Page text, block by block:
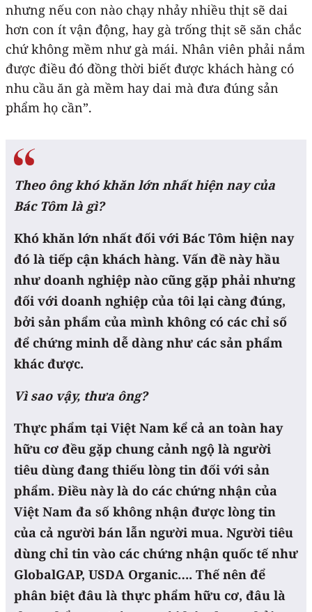
nhưng nếu con nào chạy nhảy nhiều thịt sẽ dai
hơn con ít vận động, hay gà trống thịt sẽ săn chắc
chứ không mềm như gà mái. Nhân viên phải nắm
được điều đó đồng thời biết được khách hàng có
nhu cầu ăn gà mềm hay dai mà đưa đúng sản
phẩm họ cần”.
Theo ông khó khăn lớn nhất hiện nay của
Bác Tôm là gì?
Khó khăn lớn nhất đối với Bác Tôm hiện nay
đó là tiếp cận khách hàng. Vấn đề này hầu
như doanh nghiệp nào cũng gặp phải nhưng
đối với doanh nghiệp của tôi lại càng đúng,
bởi sản phẩm của mình không có các chỉ số
để chứng minh dễ dàng như các sản phẩm
khác được.
Vì sao vậy, thưa ông?
Thực phẩm tại Việt Nam kể cả an toàn hay
hữu cơ đều gặp chung cảnh ngộ là người
tiêu dùng đang thiếu lòng tin đối với sản
phẩm. Điều này là do các chứng nhận của
Việt Nam đa số không nhận được lòng tin
của cả người bán lẫn người mua. Người tiêu
dùng chỉ tin vào các chứng nhận quốc tế như
GlobalGAP, USDA Organic…. Thế nên để
phân biệt đâu là thực phẩm hữu cơ, đâu là